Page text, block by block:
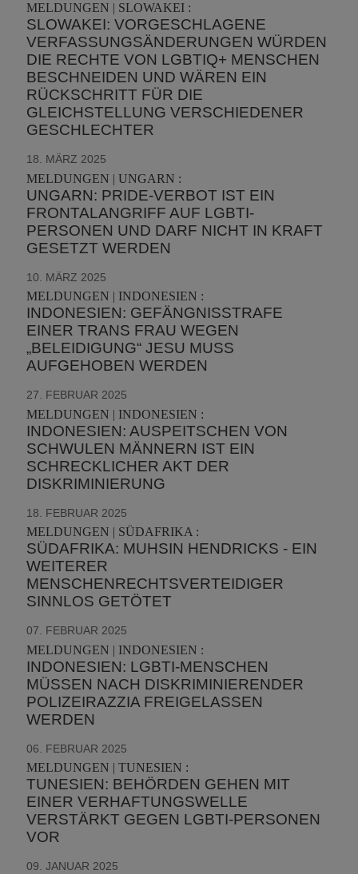
MELDUNGEN | SLOWAKEI :
SLOWAKEI: VORGESCHLAGENE
VERFASSUNGSÄNDERUNGEN WÜRDEN
DIE RECHTE VON LGBTIQ+ MENSCHEN
BESCHNEIDEN UND WÄREN EIN
RÜCKSCHRITT FÜR DIE
GLEICHSTELLUNG VERSCHIEDENER
GESCHLECHTER
18. MÄRZ 2025
MELDUNGEN | UNGARN :
UNGARN: PRIDE-VERBOT IST EIN
FRONTALANGRIFF AUF LGBTI-
PERSONEN UND DARF NICHT IN KRAFT
GESETZT WERDEN
10. MÄRZ 2025
MELDUNGEN | INDONESIEN :
INDONESIEN: GEFÄNGNISSTRAFE
EINER TRANS FRAU WEGEN
„BELEIDIGUNG“ JESU MUSS
AUFGEHOBEN WERDEN
27. FEBRUAR 2025
MELDUNGEN | INDONESIEN :
INDONESIEN: AUSPEITSCHEN VON
SCHWULEN MÄNNERN IST EIN
SCHRECKLICHER AKT DER
DISKRIMINIERUNG
18. FEBRUAR 2025
MELDUNGEN | SÜDAFRIKA :
SÜDAFRIKA: MUHSIN HENDRICKS - EIN
WEITERER
MENSCHENRECHTSVERTEIDIGER
SINNLOS GETÖTET
07. FEBRUAR 2025
MELDUNGEN | INDONESIEN :
INDONESIEN: LGBTI-MENSCHEN
MÜSSEN NACH DISKRIMINIERENDER
POLIZEIRAZZIA FREIGELASSEN
WERDEN
06. FEBRUAR 2025
MELDUNGEN | TUNESIEN :
TUNESIEN: BEHÖRDEN GEHEN MIT
EINER VERHAFTUNGSWELLE
VERSTÄRKT GEGEN LGBTI-PERSONEN
VOR
09. JANUAR 2025